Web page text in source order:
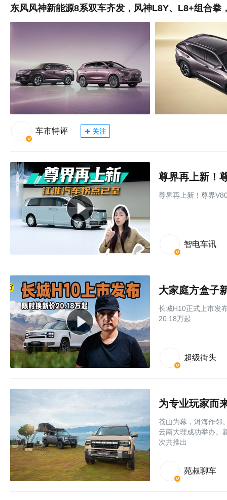
东风风神新能源8系双车齐发，风神L8Y、L8+组合拳
车市特评 关注
尊界再上新！尊界
智电车讯
长城H10正式上市发
20.18万起
超级街头
为专业玩家而
苍山为幕，洱海作邻
云南大理成功举办。
次共推出
苑叔聊车